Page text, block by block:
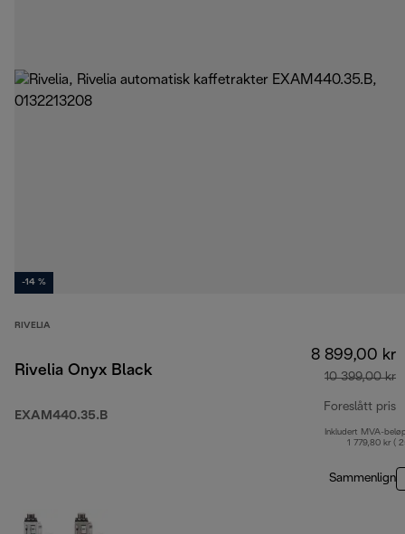
-14 %
RIVELIA
Rivelia Onyx Black
EXAM440.35.B
8 899,00 kr
10 399,00 kr
Foreslått pris
Inkludert MVA-
1 779,80 kr (
Sammenlign